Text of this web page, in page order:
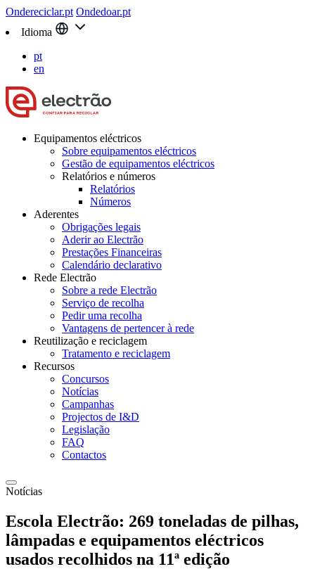
Ondereciclar.pt Ondedoar.pt
Idioma
pt
en
Equipamentos eléctricos
Sobre equipamentos eléctricos
Gestão de equipamentos eléctricos
Relatórios e números
Relatórios
Números
Aderentes
Obrigações legais
Aderir ao Electrão
Prestações Financeiras
Calendário declarativo
Rede Electrão
Sobre a rede Electrão
Serviço de recolha
Pedir uma recolha
Vantagens de pertencer à rede
Reutilização e reciclagem
Tratamento e reciclagem
Recursos
Concursos
Notícias
Campanhas
Projectos de I&D
Legislação
FAQ
Contactos
Notícias
Escola Electrão: 269 toneladas de pilhas,
lâmpadas e equipamentos eléctricos
usados recolhidos na 11ª edição